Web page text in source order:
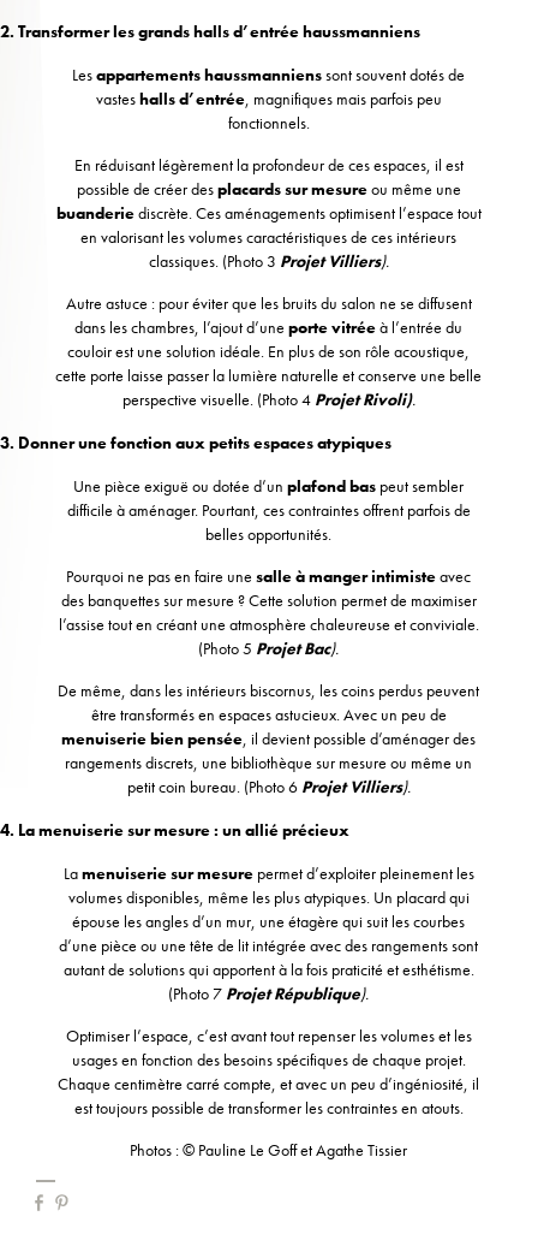
2. Transformer les grands halls d’entrée haussmanniens
Lesappartements haussmannienssont souvent dotés de
vasteshalls d’entrée, magnifiques mais parfois peu
fonctionnels.
En réduisant légèrement la profondeur de ces espaces, il est
possible de créer desplacards sur mesureou même une
buanderiediscrète. Ces aménagements optimisent l’espace tout
en valorisant les volumes caractéristiques de ces intérieurs
classiques. (Photo 3 Projet Villiers).
Autre astuce : pour éviter que les bruits du salon ne se diffusent
dans les chambres, l’ajout d’uneporte vitréeà l’entrée du
couloir est une solution idéale. En plus de son rôle acoustique,
cette porte laisse passer la lumière naturelle et conserve une belle
perspective visuelle. (Photo 4 Projet Rivoli).
3. Donner une fonction aux petits espaces atypiques
Une pièce exiguë ou dotée d’unplafond bas peut sembler
difficile à aménager. Pourtant, ces contraintes offrent parfois de
belles opportunités.
Pourquoi ne pas en faire unesalle à manger intimisteavec
des banquettes sur mesure ? Cette solution permet de maximiser
l’assise tout en créant une atmosphère chaleureuse et conviviale.
(Photo 5 Projet Bac).
De même, dans les intérieurs biscornus, les coins perdus peuvent
être transformés en espaces astucieux. Avec un peu de
menuiserie bien pensée, il devient possible d’aménager des
rangements discrets, une bibliothèque sur mesure ou même un
petit coin bureau. (Photo 6 Projet Villiers).
4. La menuiserie sur mesure : un allié précieux
Lamenuiserie sur mesurepermet d’exploiter pleinement les
volumes disponibles, même les plus atypiques. Un placard qui
épouse les angles d’un mur, une étagère qui suit les courbes
d’une pièce ou une tête de lit intégrée avec des rangements sont
autant de solutions qui apportent à la fois praticité et esthétisme.
(Photo 7 Projet République).
Optimiser l’espace, c’est avant tout repenser les volumes et les
usages en fonction des besoins spécifiques de chaque projet.
Chaque centimètre carré compte, et avec un peu d’ingéniosité, il
est toujours possible de transformer les contraintes en atouts.
Photos : © Pauline Le Goff et Agathe Tissier